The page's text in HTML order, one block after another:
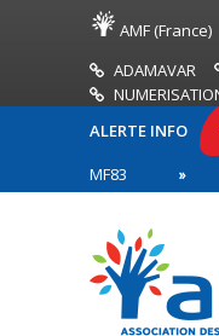
AMF (France)
ADAMAVAR
ALERTE INFO
en première ligne